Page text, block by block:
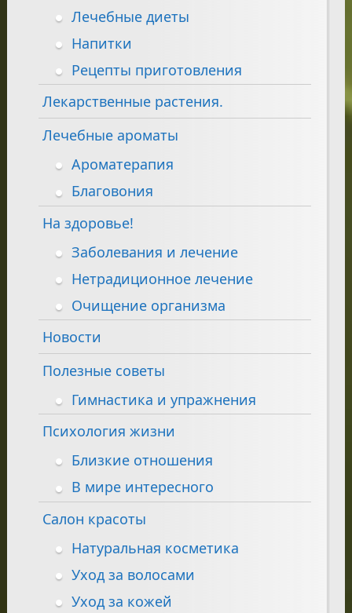
Лечебные диеты
Напитки
Рецепты приготовления
Лекарственные растения.
Лечебные ароматы
Ароматерапия
Благовония
На здоровье!
Заболевания и лечение
Нетрадиционное лечение
Очищение организма
Новости
Полезные советы
Гимнастика и упражнения
Психология жизни
Близкие отношения
В мире интересного
Салон красоты
Натуральная косметика
Уход за волосами
Уход за кожей